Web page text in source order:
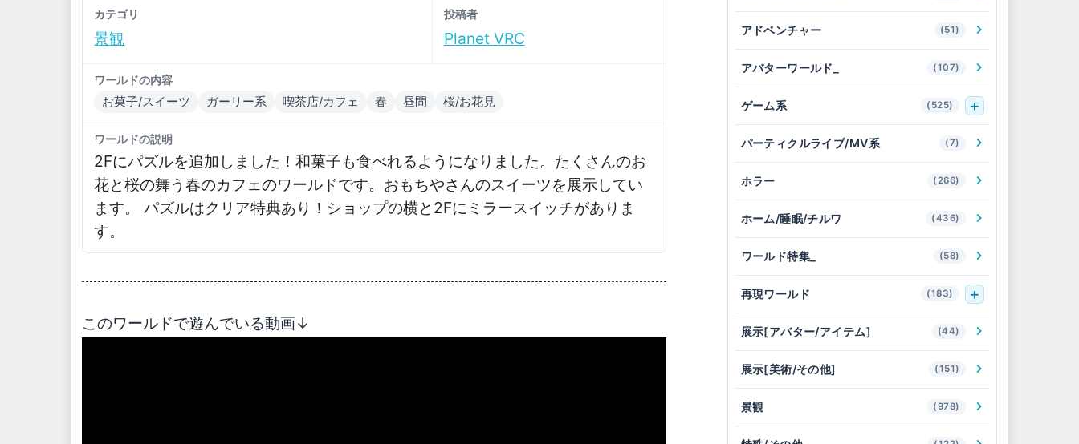
カテゴリ
景観
投稿者
Planet VRC
ワールドの内容
お菓子/スイーツ ガーリー系 喫茶店/カフェ 春 昼間 桜/お花見
ワールドの説明
2Fにパズルを追加しました！和菓子も食べれるようになりました。たくさんのお
花と桜の舞う春のカフェのワールドです。おもちやさんのスイーツを展示してい
ます。 パズルはクリア特典あり！ショップの横と2Fにミラースイッチがありま
す。
このワールドで遊んでいる動画↓
アドベンチャー (51)
アバターワールド_ (107)
ゲーム系 (525)
パーティクルライブ/MV系 (7)
ホラー (266)
ホーム/睡眠/チルワ (436)
ワールド特集_ (58)
再現ワールド (183)
展示[アバター/アイテム] (44)
展示[美術/その他] (151)
景観 (978)